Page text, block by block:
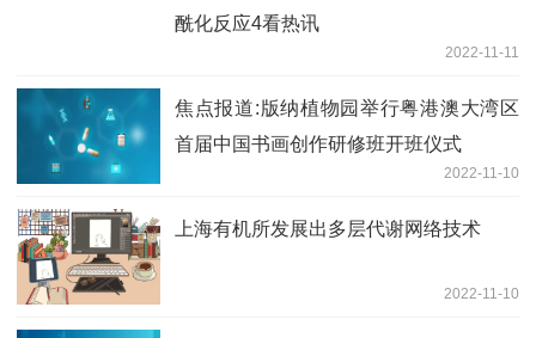
酰化反应4看热讯
2022-11-11
焦点报道:版纳植物园举行粤港澳大湾区
首届中国书画创作研修班开班仪式
2022-11-10
上海有机所发展出多层代谢网络技术
2022-11-10